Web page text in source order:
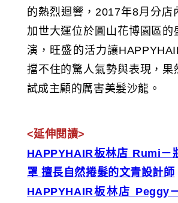
的熱烈迴響，2017年8月分店
加世大運位於圓山花博園區的
演，旺盛的活力讓
擋不住的驚人氣勢與表現，果
試成主顧的厲害美髮沙龍。
<延伸閱讀>
HAPPYHAIR板林店 Rumi－
罩 擅長自然捲髮的文青設計師
HAPPYHAIR板林店 Peggy